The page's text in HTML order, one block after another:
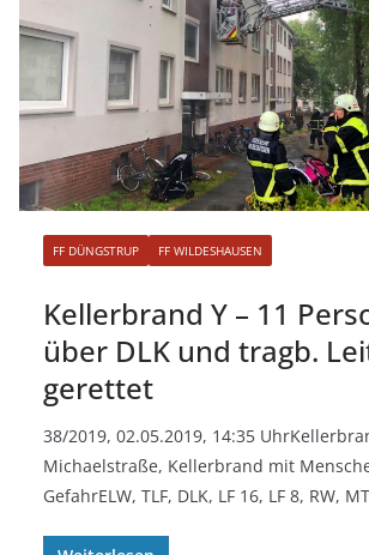
FF DÜNGSTRUP FF WILDESHAUSEN
Kellerbrand Y – 11
über DLK und tragb.
gerettet
38/2019, 02.05.2019, 14:35
Michaelstraße, Kellerbrand mit
GefahrELW, TLF, DLK, LF 16, LF 8, RW,